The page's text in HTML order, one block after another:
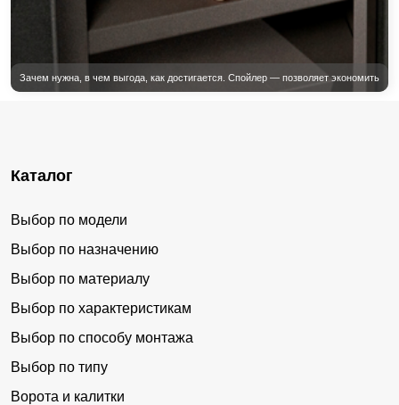
Каталог
Выбор по модели
Выбор по назначению
Выбор по материалу
Выбор по характеристикам
Выбор по способу монтажа
Выбор по типу
Ворота и калитки